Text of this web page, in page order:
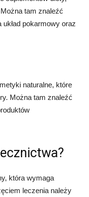
tam znaleźć
pokarmowy oraz
naturalne, które
Można tam znaleźć
która wymaga
leczenia należy